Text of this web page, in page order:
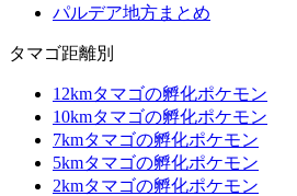
パルデア地方まとめ
タマゴ距離別
12kmタマゴの孵化ポケモン
10kmタマゴの孵化ポケモン
7kmタマゴの孵化ポケモン
5kmタマゴの孵化ポケモン
2kmタマゴの孵化ポケモン